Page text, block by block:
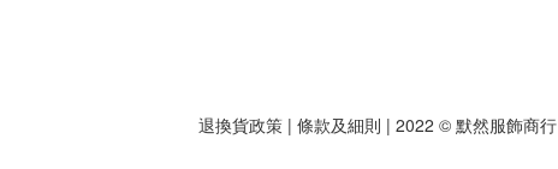
退換貨政策 | 條款及細則 | 2022 © 默然服飾商行